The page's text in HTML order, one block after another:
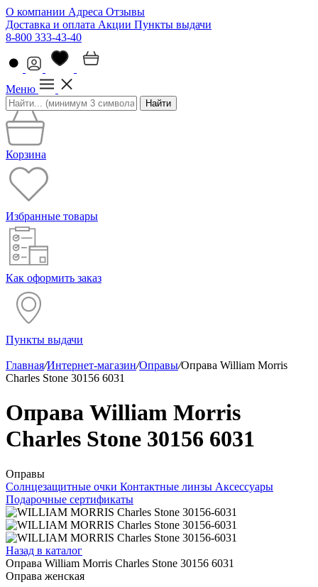
О компании Адреса Отзывы
Доставка и оплата Акции Пункты выдачи
8-800 333-43-40
Меню
Найти
Корзина
Избранные товары
Как оформить заказ
Пункты выдачи
Главная/Интернет-магазин/Оправы/Оправа William Morris
Charles Stone 30156 6031
Оправа William Morris
Charles Stone 30156 6031
Оправы
Солнцезащитные очки Контактные линзы Аксессуары
Подарочные сертификаты
Назад в каталог
Оправа William Morris Charles Stone 30156 6031
Оправа женская